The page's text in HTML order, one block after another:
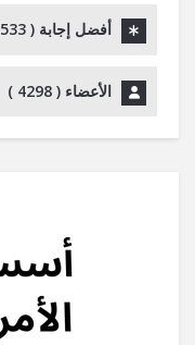
أفضل إجابة ( 533
الأعضاء ( 4298
)